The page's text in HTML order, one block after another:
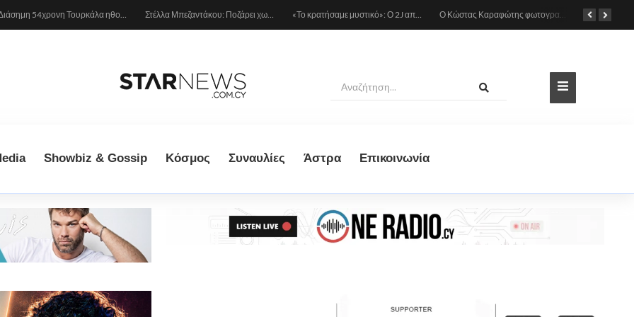
Διάσημη 54χρονη Τουρκάλα ηθοποιός συνελήφθη γιατί φορούσε δονητή στον λαιμό της – «Μου αρέσει να τον έχω πάντα πρόχειρο…» Στέλλα Μπεζαντάκου: Ποζάρει χωρίς φίλτρα και δίνει μια αποστομωτική απάντηση στις γυναίκες που την κράζουν «Το κρατήσαμε μυστικό»: Ο 2J αποκάλυψε πως έγινε πατέρας πριν από έναν μήνα (Βίντεο) Ο Κώστας Καραφώτης φωτογραφίζεται με την κόρη του
Showbiz & Gossip Κόσμος Συναυλίες Άστρα Eπικοινωνία